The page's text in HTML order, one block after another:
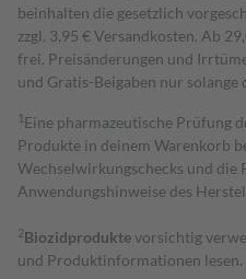
beinhalten die gesetzlich
zzgl. 3,95 € Versandkosten. Ab
frei. Preisänderungen und
und Gratis-Beigaben nur
1 Eine pharmazeutische Prüfung
Produkte in deinem Warenkorb
Wechselwirkungschecks und die
Anwendungshinweise des
2Biozidproduktevorsichtig
und Produktinformationen lesen.